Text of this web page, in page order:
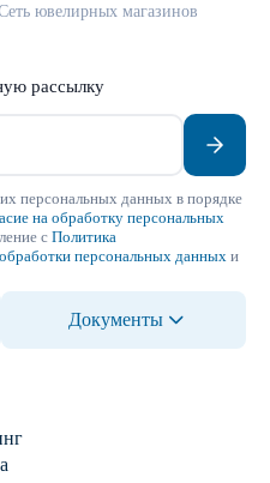
ювелирных магазинов
рассылку
персональных данных в порядке
на обработку персональных
с Политика
персональных данных и
Документы